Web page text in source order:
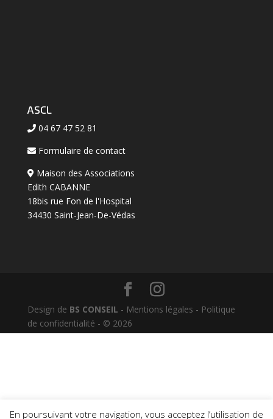
ASCL
04 67 47 52 81
Formulaire de contact
Maison des Associations
Edith CABANNE
18bis rue Fon de l'Hospital
34430 Saint-Jean-De-Védas
Design de BS CONSEIL - Mentions légales - Politique
de confidentialité - © 2026
En poursuivant votre navigation, vous acceptez l’utilisation de